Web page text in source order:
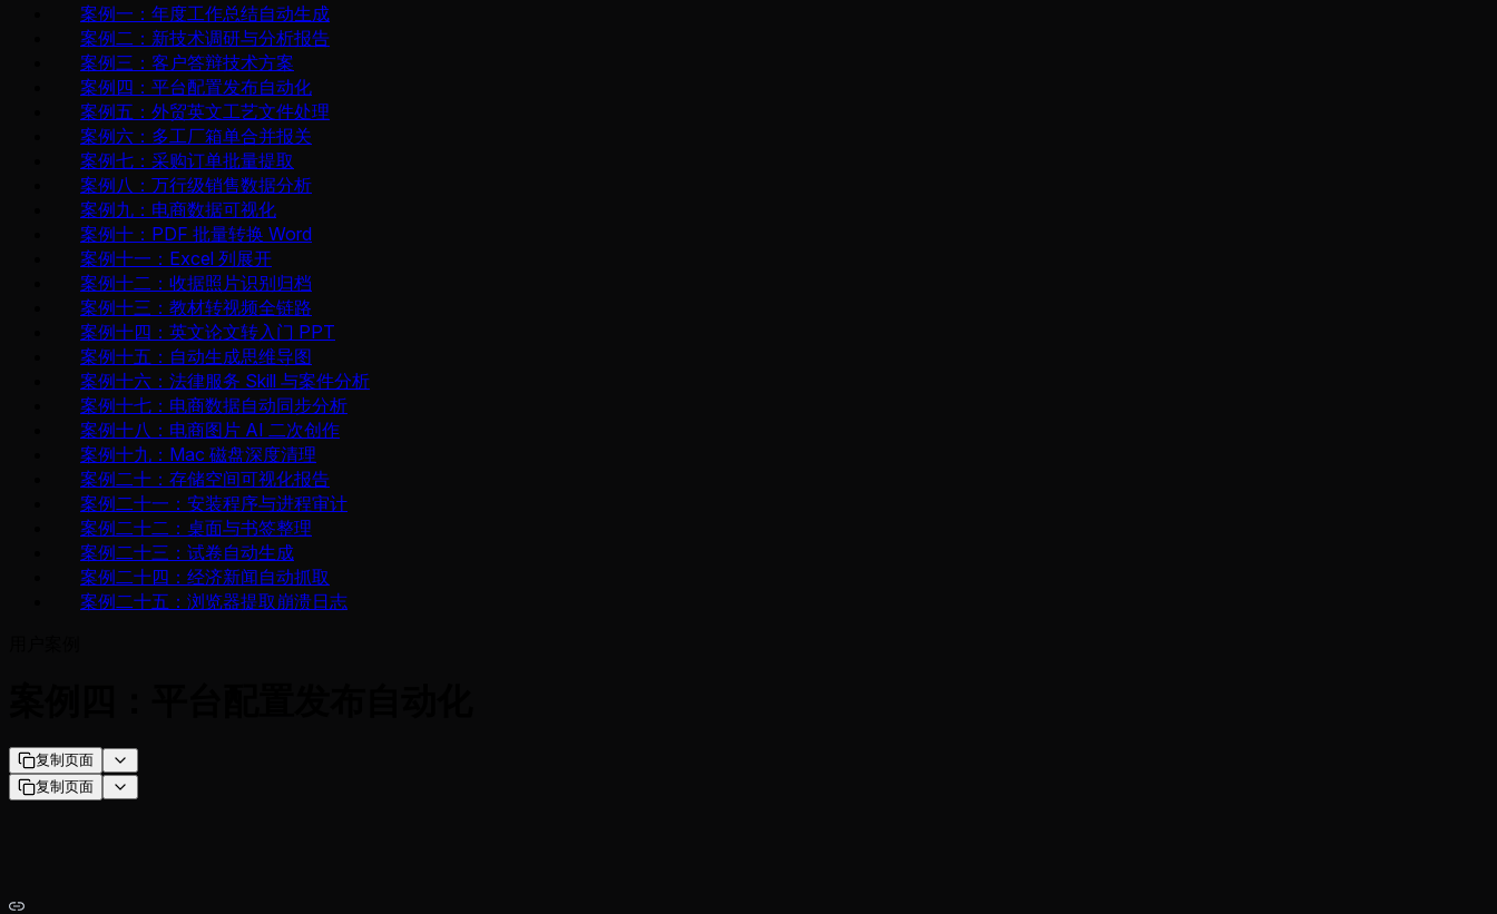
案例一：年度工作总结自动生成
案例二：新技术调研与分析报告
案例三：客户答辩技术方案
案例四：平台配置发布自动化
案例五：外贸英文工艺文件处理
案例六：多工厂箱单合并报关
案例七：采购订单批量提取
案例八：万行级销售数据分析
案例九：电商数据可视化
案例十：PDF 批量转换 Word
案例十一：Excel 列展开
案例十二：收据照片识别归档
案例十三：教材转视频全链路
案例十四：英文论文转入门 PPT
案例十五：自动生成思维导图
案例十六：法律服务 Skill 与案件分析
案例十七：电商数据自动同步分析
案例十八：电商图片 AI 二次创作
案例十九：Mac 磁盘深度清理
案例二十：存储空间可视化报告
案例二十一：安装程序与进程审计
案例二十二：桌面与书签整理
案例二十三：试卷自动生成
案例二十四：经济新闻自动抓取
案例二十五：浏览器提取崩溃日志
复制页面
复制页面